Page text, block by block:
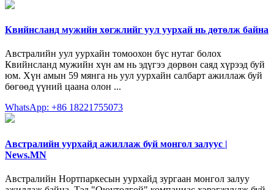
Квийнсланд мужийн хөгжлийг уул уурхай нь дөтөлж байна
Австралийн уул уурхайн томоохон бүс нутаг болох
Квийнсланд мужийн хүн ам нь эдүгээ дөрвөн саяд хүрээд буй
юм. Хүн амын 59 мянга нь уул уурхайн салбарт ажиллаж буй
бөгөөд үүний цаана олон ...
WhatsApp: +86 18221755073
Австралийн уурхайд ажиллаж буй монгол залуус |
News.MN
Австралийн Нортпаркесын уурхайд зургаан монгол залуу